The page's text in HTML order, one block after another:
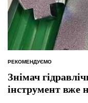
ОПУБЛІКУВАТИ
РЕКОМЕНДУЄМО
Знімач
інструмент вже